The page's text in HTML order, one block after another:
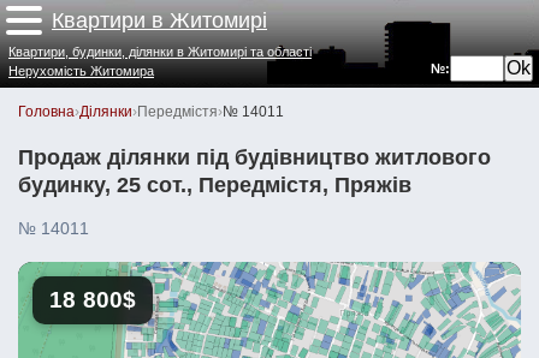
Квартири в Житомирі
№:
Квартири, будинки, ділянки в Житомирі та області
Нерухомість Житомира
Головна›Ділянки›Передмістя›№ 14011
Продаж ділянки під будівництво житлового
будинку, 25 сот., Передмістя, Пряжів
№ 14011
18 800$